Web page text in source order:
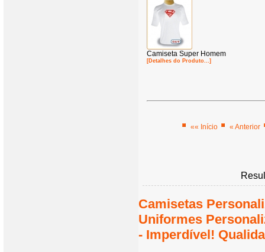
Camiseta Super Homem
[Detalhes do Produto...]
«« Início « Anterior
Camisetas
Uniformes
- Imperdível!